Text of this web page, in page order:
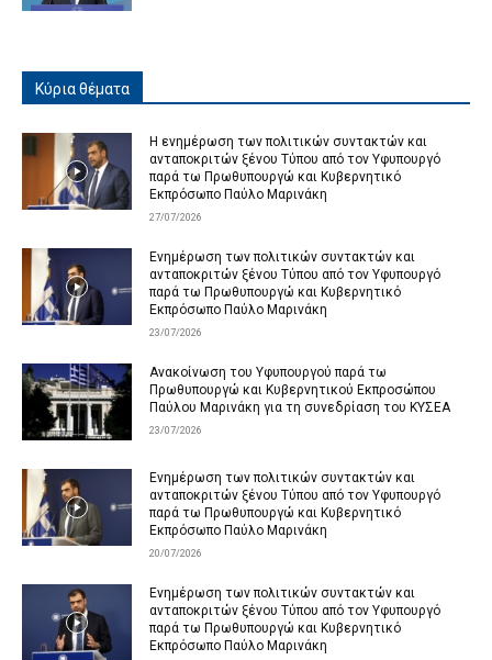
Κύρια θέματα
Η ενημέρωση των πολιτικών συντακτών και
ανταποκριτών ξένου Τύπου από τον Υφυπουργό
παρά τω Πρωθυπουργώ και Κυβερνητικό
Εκπρόσωπο Παύλο Μαρινάκη
27/07/2026
Ενημέρωση των πολιτικών συντακτών και
ανταποκριτών ξένου Τύπου από τον Υφυπουργό
παρά τω Πρωθυπουργώ και Κυβερνητικό
Εκπρόσωπο Παύλο Μαρινάκη
23/07/2026
Ανακοίνωση του Υφυπουργού παρά τω
Πρωθυπουργώ και Κυβερνητικού Εκπροσώπου
Παύλου Μαρινάκη για τη συνεδρίαση του ΚΥΣΕΑ
23/07/2026
Ενημέρωση των πολιτικών συντακτών και
ανταποκριτών ξένου Τύπου από τον Υφυπουργό
παρά τω Πρωθυπουργώ και Κυβερνητικό
Εκπρόσωπο Παύλο Μαρινάκη
20/07/2026
Ενημέρωση των πολιτικών συντακτών και
ανταποκριτών ξένου Τύπου από τον Υφυπουργό
παρά τω Πρωθυπουργώ και Κυβερνητικό
Εκπρόσωπο Παύλο Μαρινάκη